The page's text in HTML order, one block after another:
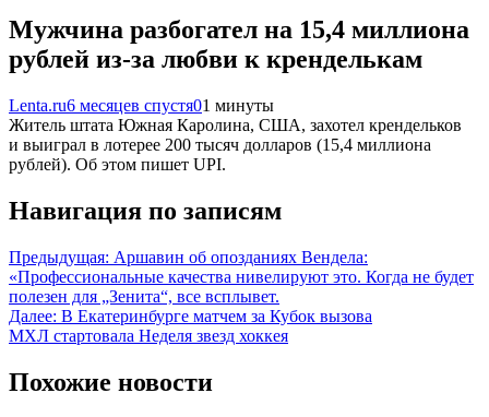
Мужчина разбогател на 15,4 миллиона
рублей из-за любви к кренделькам
Lenta.ru6 месяцев спустя01 минуты
Житель штата Южная Каролина, США, захотел крендельков
и выиграл в лотерее 200 тысяч долларов (15,4 миллиона
рублей). Об этом пишет UPI.
Навигация по записям
Предыдущая: Аршавин об опозданиях Вендела:
«Профессиональные качества нивелируют это. Когда не будет
полезен для „Зенита“, все всплывет.
Далее: В Екатеринбурге матчем за Кубок вызова
МХЛ стартовала Неделя звезд хоккея
Похожие новости